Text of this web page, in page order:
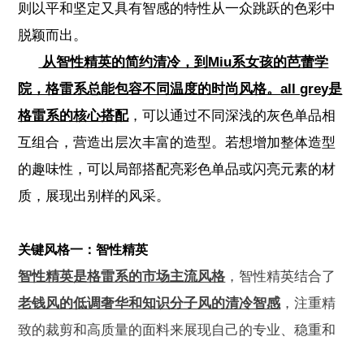
则以平和坚定又具有智感的特性从一众跳跃的色彩中
脱颖而出。
从智性精英的简约清冷，到Miu系女孩的芭蕾学
院，格雷系总能包容不同温度的时尚风格。all grey是
格雷系的核心搭配，可以通过不同深浅的灰色单品相
互组合，营造出层次丰富的造型。若想增加整体造型
的趣味性，可以局部搭配亮彩色单品或闪亮元素的材
质，展现出别样的风采。
关键风格一：智性精英
智性精英是格雷系的市场主流风格 ，智性精英结合了
老钱风的低调奢华和知识分子风的清冷智感，注重精
致的裁剪和高质量的面料来展现自己的专业、稳重和